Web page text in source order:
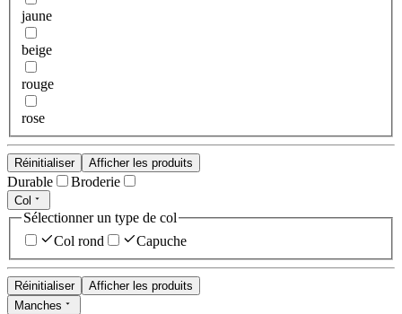
jaune
beige
rouge
rose
Réinitialiser Afficher les produits
Durable Broderie
Col
Sélectionner un type de col
Col rond
Capuche
Réinitialiser
Afficher les produits
Manches